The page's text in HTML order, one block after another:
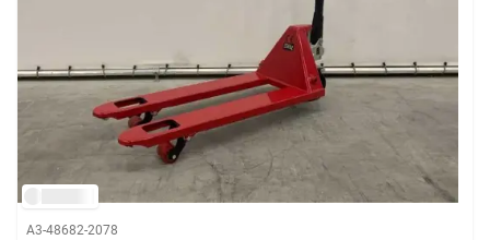
A3-48682-2078